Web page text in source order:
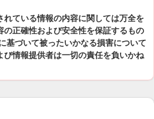
れている情報の内容に関しては万全を
の正確性および安全性を保証するもの
基づいて被ったいかなる損害について
び情報提供者は一切の責任を負いかね